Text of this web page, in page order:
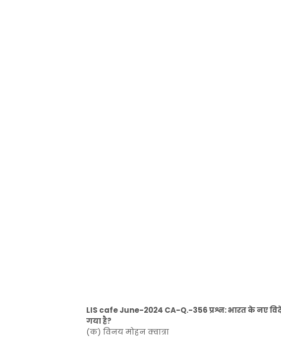
LIS cafe June-2024 CA-Q.-356 प्रश्न: भारत के नए
गया है?
(क) विनय मोहन क्वात्रा